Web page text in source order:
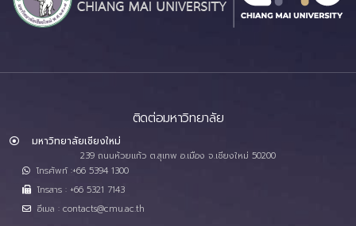
ติดต่อมหาวิทยาลัย
มหาวิทยาลัยเชียงใหม่
239 ถนนห้วยแก้ว ต.สุเทพ อ.เมือง จ.เชียงใหม่ 50200
โทรศัพท์ :+66 5394 1300
โทรสาร : +66 5321 7143
อีเมล : contacts@cmu.ac.th